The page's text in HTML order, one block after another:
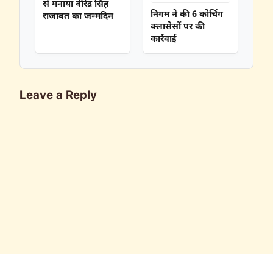
से मनाया वीरेंद्र सिंह
राजावत का जन्मदिन
निगम ने की 6 कोचिंग
क्लासेसों पर की
कार्रवाई
Leave a Reply